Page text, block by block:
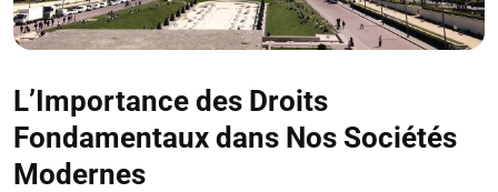
L’Importance des Droits
Fondamentaux dans Nos Sociétés
Modernes